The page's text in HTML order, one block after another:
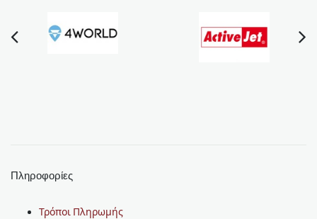
Πληροφορίες
Τρόποι Πληρωμής